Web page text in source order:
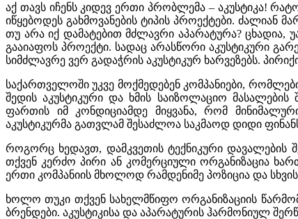
აქ თავს იჩენს კიდევ ერთი პრობლემა – აკუსტიკა!
იწყებოდეს გახმოვანების ტიპის პროექტები. ძალიან
თუ არა იქ დამატებით მძლავრი აპარატურა? ცხადია,
გააიაფოს პროექტი. სადაც არასწორი აკუსტიკური
სიმძლავრე ვერ გადაჭრის აკუსტიკურ ხარვეზებს.
საქართველოში უკვე მოქმედებენ კომპანიები,
შედის აკუსტიკური და ხმის საიზოლაციო
ფართის იმ კონდიციამდე მიყვანა, რომ
აკუსტიკურმა გათვლამ შესაძლოა საკმაოდ დიდი
როგორც ხედავთ, დამკვეთის ტექნიკური დავალების
თქვენ კერძო პირი ან კომერციული ორგანიზაცია
ერთი კომპანიის მხოლოდ რამდენიმე პოზიცია და
ხოლო თუკი თქვენ სახელმწიფო ორგანიზაციის
ბრენდები. აკუსტიკისა და აპარატურის ჰარმონიულ